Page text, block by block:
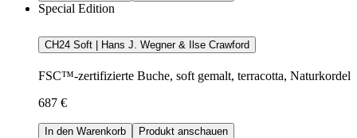
Special Edition
CH24 Soft | Hans J. Wegner & Ilse Crawford
FSC™-zertifizierte Buche, soft gemalt, terracotta, Naturkordel
687 €
In den Warenkorb Produkt anschauen